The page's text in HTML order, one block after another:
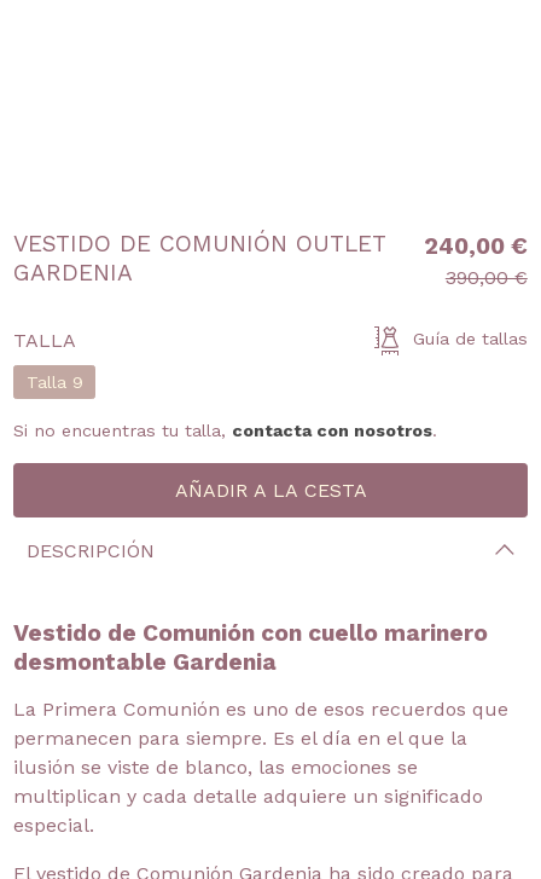
VESTIDO DE COMUNIÓN OUTLET
GARDENIA
240,00 €
390,00 €
TALLA Guía de tallas
Talla 9
Si no encuentras tu talla, contacta con nosotros.
DESCRIPCIÓN
Vestido de Comunión con cuello marinero
desmontable Gardenia
La Primera Comunión es uno de esos recuerdos que
permanecen para siempre. Es el día en el que la
ilusión se viste de blanco, las emociones se
multiplican y cada detalle adquiere un significado
especial.
El vestido de Comunión Gardenia ha sido creado para